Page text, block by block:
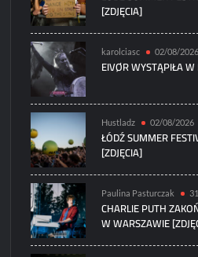
[ZDJĘCIA]
karolciasc 02/08/2026
EIVØR WYSTĄPIŁA
Hustladz 02/08/2026
ŁÓDŹ SUMMER
[ZDJĘCIA]
Paulina Pasturczak
CHARLIE PUTH
W WARSZAWIE